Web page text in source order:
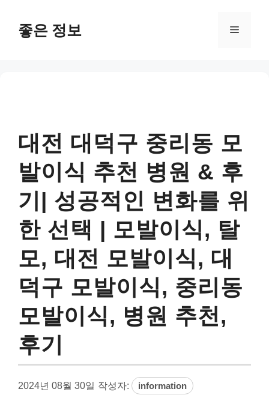
좋은 정보 메
대전 대덕구 중리동 모
발이식 추천 병원 & 후
기| 성공적인 변화를 위
한 선택 | 모발이식, 탈
모, 대전 모발이식, 대
덕구 모발이식, 중리동
모발이식, 병원 추천,
후기
2024년 08월 30일 작성자: information